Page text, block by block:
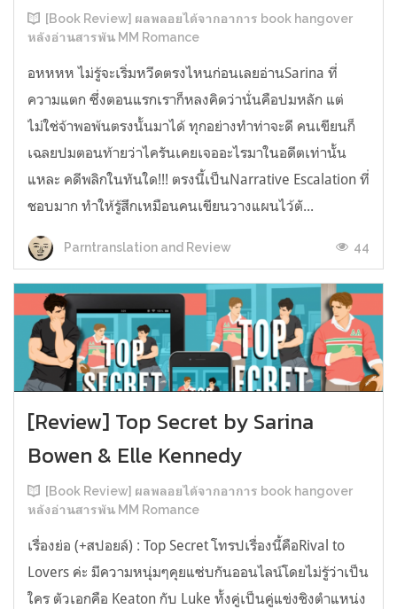
[Book Review] ผลพลอยได้จากอาการ book hangover
หลังอ่านสารพัน MM Romance
อหหหห ไม่รู้จะเริ่มหวีดตรงไหนก่อนเลยอ่านSarina ที่
ความแตก ซึ่งตอนแรกเราก็หลงคิดว่านั่นคือปมหลัก แต่
ไม่ใช่จ้าพอพ้นตรงนั้นมาได้ ทุกอย่างทำท่าจะดี คนเขียนก็
เฉลยปมตอนท้ายว่าไครันเคยเจออะไรมาในอดีตเท่านั้น
แหละ คดีพลิกในทันใด!!! ตรงนี้เป็นNarrative Escalation ที่
ชอบมาก ทำให้รู้สึกเหมือนคนเขียนวางแผนไว้ตั...
Parntranslation and Review 44
[Review] Top Secret by Sarina
Bowen & Elle Kennedy
[Book Review] ผลพลอยได้จากอาการ book hangover
หลังอ่านสารพัน MM Romance
เรื่องย่อ (+สปอยล์) : Top Secret โทรปเรื่องนี้คือRival to
Lovers ค่ะ มีความหนุ่มๆคุยแซ่บกันออนไลน์โดยไม่รู้ว่าเป็น
ใคร ตัวเอกคือ Keaton กับ Luke ทั้งคู่เป็นคู่แข่งชิงตำแหน่ง